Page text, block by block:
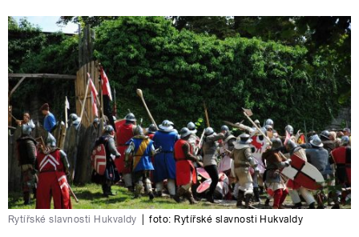
Rytířské slavnosti Hukvaldy foto:Rytířské slavnosti Hukvaldy